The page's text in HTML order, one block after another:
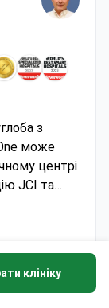
клініку
з
може
центрі
JCI та
для
Рон